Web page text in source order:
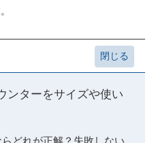
ンターをサイズや使い
どれが正解？失敗しない